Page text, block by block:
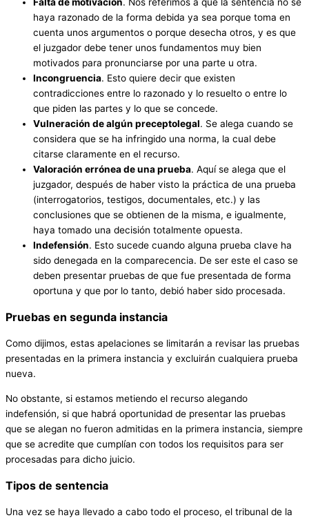
Falta de motivación. Nos referimos a que la sentencia no se
haya razonado de la forma debida ya sea porque toma en
cuenta unos argumentos o porque desecha otros, y es que
el juzgador debe tener unos fundamentos muy bien
motivados para pronunciarse por una parte u otra.
Incongruencia. Esto quiere decir que existen
contradicciones entre lo razonado y lo resuelto o entre lo
que piden las partes y lo que se concede.
Vulneración de algún preceptolegal. Se alega cuando se
considera que se ha infringido una norma, la cual debe
citarse claramente en el recurso.
Valoración errónea de una prueba. Aquí se alega que el
juzgador, después de haber visto la práctica de una prueba
(interrogatorios, testigos, documentales, etc.) y las
conclusiones que se obtienen de la misma, e igualmente,
haya tomado una decisión totalmente opuesta.
Indefensión. Esto sucede cuando alguna prueba clave ha
sido denegada en la comparecencia. De ser este el caso se
deben presentar pruebas de que fue presentada de forma
oportuna y que por lo tanto, debió haber sido procesada.
Pruebas en segunda instancia
Como dijimos, estas apelaciones se limitarán a revisar las pruebas
presentadas en la primera instancia y excluirán cualquiera prueba
nueva.
No obstante, si estamos metiendo el recurso alegando
indefensión, si que habrá oportunidad de presentar las pruebas
que se alegan no fueron admitidas en la primera instancia, siempre
que se acredite que cumplían con todos los requisitos para ser
procesadas para dicho juicio.
Tipos de sentencia
Una vez se haya llevado a cabo todo el proceso, el tribunal de la